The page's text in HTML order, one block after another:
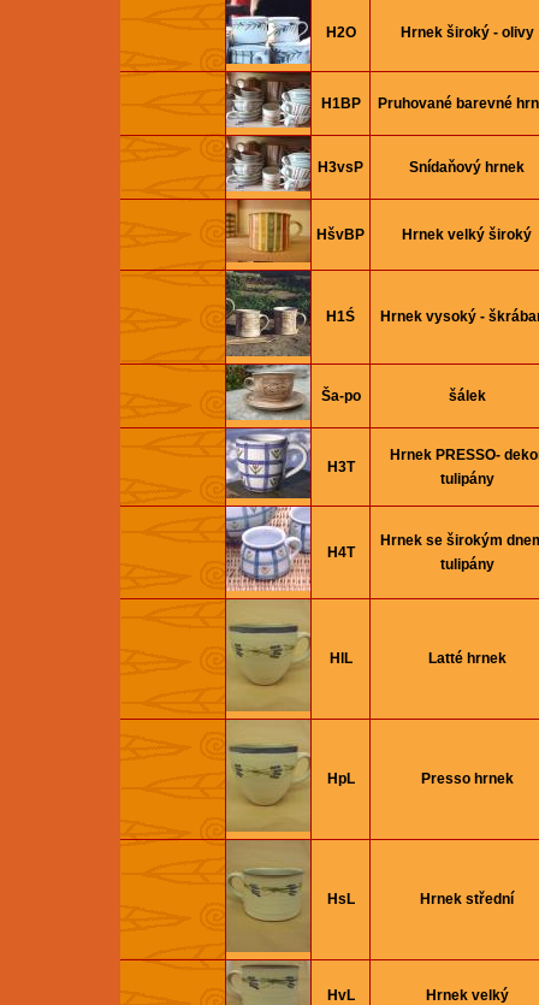
H2O Hrnek široký - olivy
H1BP Pruhované barevné
H3vsP Snídaňový hrnek
HšvBP Hrnek velký široký
H1Ś Hrnek vysoký -
Ša-po šálek
H3T
Hrnek PRESSO-
tulipány
H4T
Hrnek se širokým
tulipány
HlL Latté hrnek
HpL Presso hrnek
HsL Hrnek střední
HvL Hrnek velký